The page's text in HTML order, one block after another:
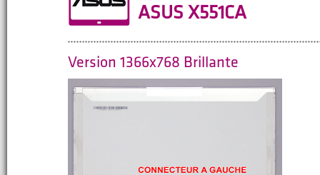
ASUS X551CA
Version 1366x768 Brillante